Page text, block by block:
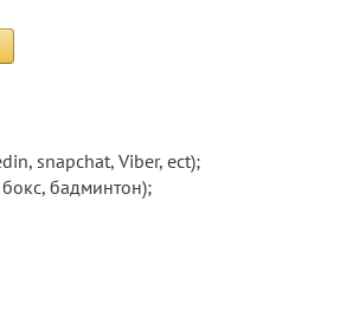
snapchat, Viber, ect);
бадминтон);